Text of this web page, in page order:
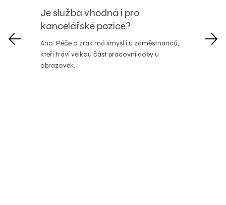
Je služba vhodná i pro
kancelářské pozice?
Ano. Péče o zrak má smysl i u zaměstnanců,
kteří tráví velkou část pracovní doby u
obrazovek.